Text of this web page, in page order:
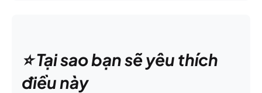
⭐️ Tại sao bạn sẽ yêu thích
điều này